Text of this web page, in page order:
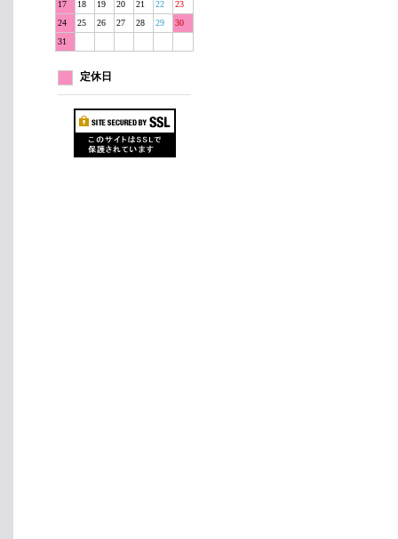
17 18 19 20 21 22
23
24
25 26 27 28 29
30
31
定休日